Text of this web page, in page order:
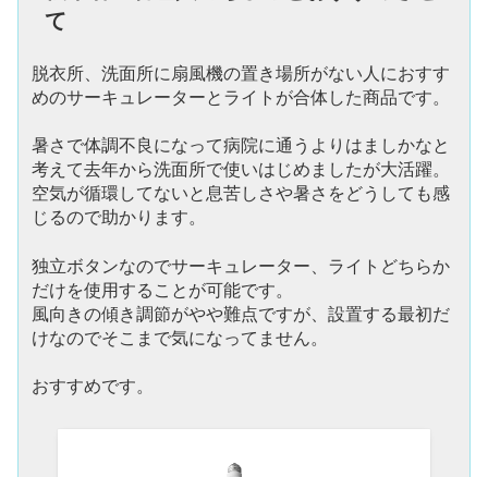
て
脱衣所、洗面所に扇風機の置き場所がない人におすす
めのサーキュレーターとライトが合体した商品です。
暑さで体調不良になって病院に通うよりはましかなと
考えて去年から洗面所で使いはじめましたが大活躍。
空気が循環してないと息苦しさや暑さをどうしても感
じるので助かります。
独立ボタンなのでサーキュレーター、ライトどちらか
だけを使用することが可能です。
風向きの傾き調節がやや難点ですが、設置する最初だ
けなのでそこまで気になってません。
おすすめです。